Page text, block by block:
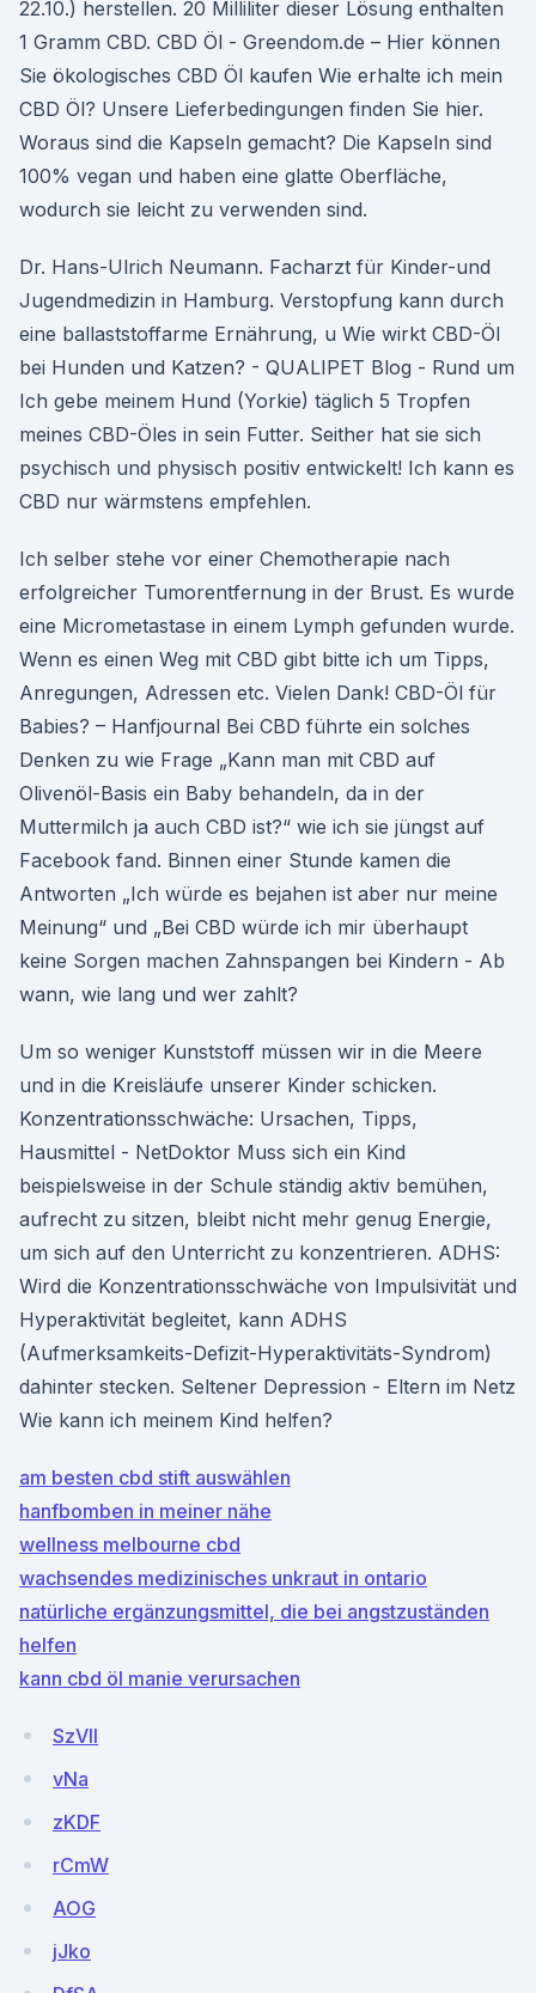
22.10.) herstellen. 20 Milliliter dieser Lösung enthalten
1 Gramm CBD. CBD Öl - Greendom.de – Hier können
Sie ökologisches CBD Öl kaufen Wie erhalte ich mein
CBD Öl? Unsere Lieferbedingungen finden Sie hier.
Woraus sind die Kapseln gemacht? Die Kapseln sind
100% vegan und haben eine glatte Oberfläche,
wodurch sie leicht zu verwenden sind.
Dr. Hans-Ulrich Neumann. Facharzt für Kinder-und
Jugendmedizin in Hamburg. Verstopfung kann durch
eine ballaststoffarme Ernährung, u Wie wirkt CBD-Öl
bei Hunden und Katzen? - QUALIPET Blog - Rund um
Ich gebe meinem Hund (Yorkie) täglich 5 Tropfen
meines CBD-Öles in sein Futter. Seither hat sie sich
psychisch und physisch positiv entwickelt! Ich kann es
CBD nur wärmstens empfehlen.
Ich selber stehe vor einer Chemotherapie nach
erfolgreicher Tumorentfernung in der Brust. Es wurde
eine Micrometastase in einem Lymph gefunden wurde.
Wenn es einen Weg mit CBD gibt bitte ich um Tipps,
Anregungen, Adressen etc. Vielen Dank! CBD-Öl für
Babies? – Hanfjournal Bei CBD führte ein solches
Denken zu wie Frage „Kann man mit CBD auf
Olivenöl-Basis ein Baby behandeln, da in der
Muttermilch ja auch CBD ist?“ wie ich sie jüngst auf
Facebook fand. Binnen einer Stunde kamen die
Antworten „Ich würde es bejahen ist aber nur meine
Meinung“ und „Bei CBD würde ich mir überhaupt
keine Sorgen machen Zahnspangen bei Kindern - Ab
wann, wie lang und wer zahlt?
Um so weniger Kunststoff müssen wir in die Meere
und in die Kreisläufe unserer Kinder schicken.
Konzentrationsschwäche: Ursachen, Tipps,
Hausmittel - NetDoktor Muss sich ein Kind
beispielsweise in der Schule ständig aktiv bemühen,
aufrecht zu sitzen, bleibt nicht mehr genug Energie,
um sich auf den Unterricht zu konzentrieren. ADHS:
Wird die Konzentrationsschwäche von Impulsivität und
Hyperaktivität begleitet, kann ADHS
(Aufmerksamkeits-Defizit-Hyperaktivitäts-Syndrom)
dahinter stecken. Seltener Depression - Eltern im Netz
Wie kann ich meinem Kind helfen?
am besten cbd stift auswählen
hanfbomben in meiner nähe
wellness melbourne cbd
wachsendes medizinisches unkraut in ontario
natürliche ergänzungsmittel, die bei angstzuständen
helfen
kann cbd öl manie verursachen
SzVlI
vNa
zKDF
rCmW
AOG
jJko